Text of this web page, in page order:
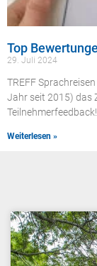
Top
29. Juli 2024
TREFF
Jahr seit 2015) das
Weiterlesen »